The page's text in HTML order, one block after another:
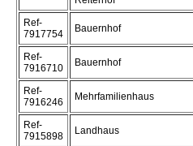
Ref-
7917754
Bauernhof
Ref-
7916710
Bauernhof
Ref-
7916246
Mehrfamilienhaus
Ref-
7915898
Landhaus